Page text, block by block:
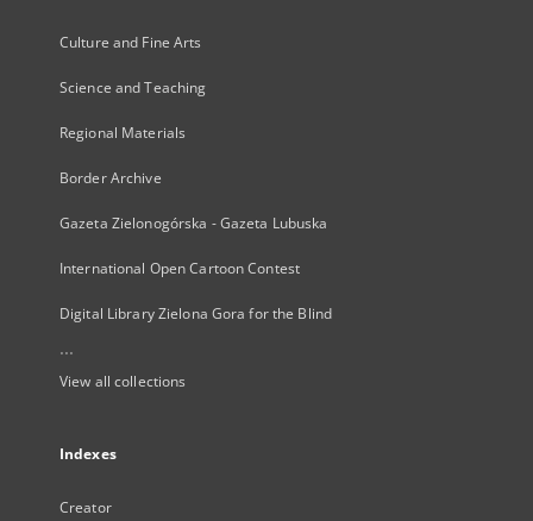
Culture and Fine Arts
Science and Teaching
Regional Materials
Border Archive
Gazeta Zielonogórska - Gazeta Lubuska
International Open Cartoon Contest
Digital Library Zielona Gora for the Blind
...
View all collections
Indexes
Creator